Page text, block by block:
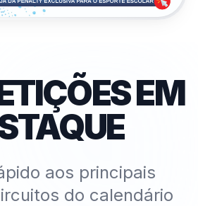
EM
aos principais
do calendário